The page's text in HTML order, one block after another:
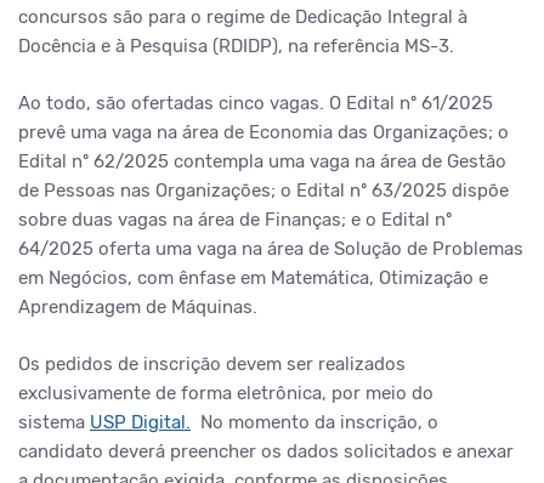
concursos são para o regime de Dedicação Integral à
Docência e à Pesquisa (RDIDP), na referência MS-3.
Ao todo, são ofertadas cinco vagas. O Edital nº 61/2025
prevê uma vaga na área de Economia das Organizações; o
Edital nº 62/2025 contempla uma vaga na área de Gestão
de Pessoas nas Organizações; o Edital nº 63/2025 dispõe
sobre duas vagas na área de Finanças; e o Edital nº
64/2025 oferta uma vaga na área de Solução de Problemas
em Negócios, com ênfase em Matemática, Otimização e
Aprendizagem de Máquinas.
Os pedidos de inscrição devem ser realizados
exclusivamente de forma eletrônica, por meio do
sistema USP Digital. No momento da inscrição, o
candidato deverá preencher os dados solicitados e anexar